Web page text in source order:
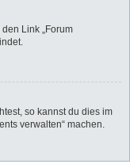
Link „Forum
so kannst du dies im
verwalten“ machen.